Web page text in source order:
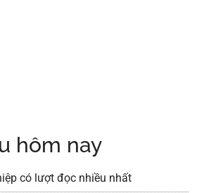
hôm nay
có lượt đọc nhiều nhất